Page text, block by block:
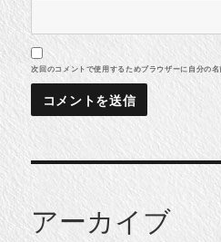
次回のコメントで使用するためブラウザーに自分の
アーカイブ